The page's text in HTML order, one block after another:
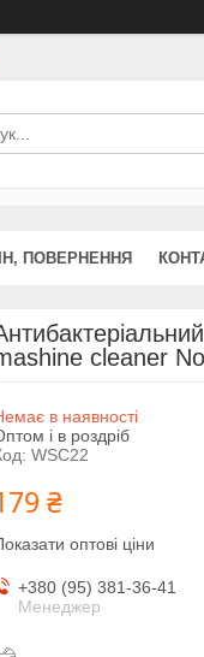
ПОВЕРНЕННЯ
cleaner
в наявності
і в роздріб
WSC22
₴
оптові ціни
+380 (95) 381-36-41
Менеджер